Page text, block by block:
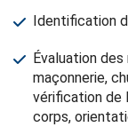
Identification
Évaluation
maçonnerie,
vérification de
corps,